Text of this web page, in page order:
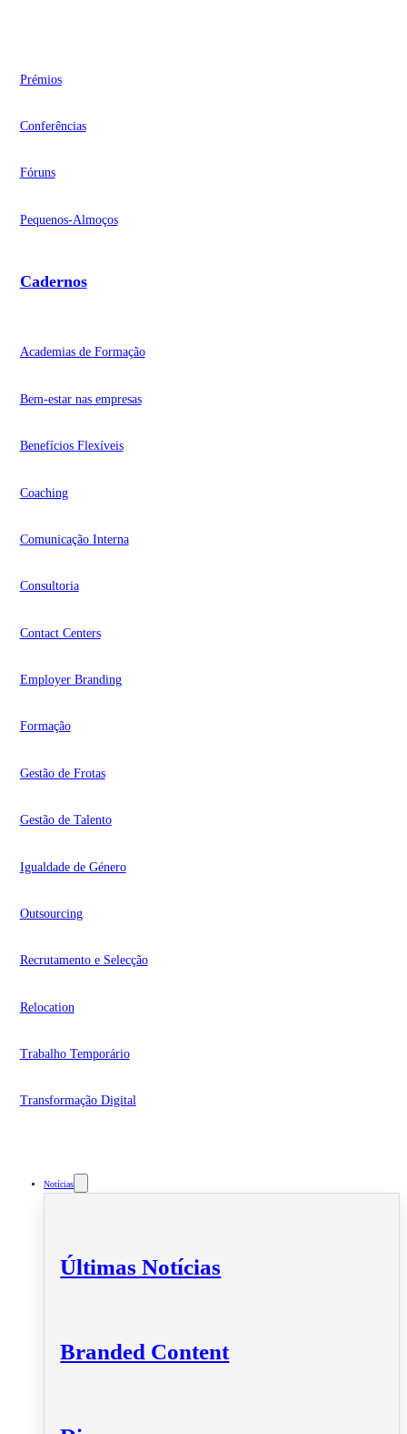
Prémios
Conferências
Fóruns
Pequenos-Almoços
Cadernos
Academias de Formação
Bem-estar nas empresas
Benefícios Flexíveis
Coaching
Comunicação Interna
Consultoria
Contact Centers
Employer Branding
Formação
Gestão de Frotas
Gestão de Talento
Igualdade de Género
Outsourcing
Recrutamento e Selecção
Relocation
Trabalho Temporário
Transformação Digital
Notícias
Últimas Notícias
Branded Content